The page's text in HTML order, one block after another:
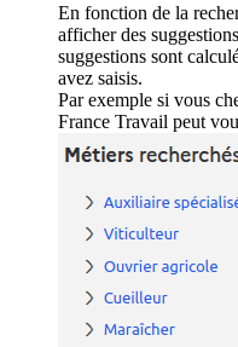
En fonction de la
afficher des
suggestions sont
avez saisis.
Par exemple si vous
France Travail peut